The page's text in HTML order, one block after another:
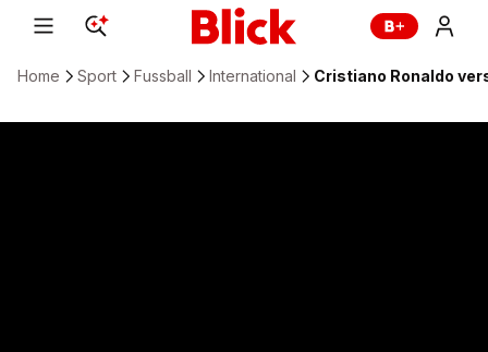
Home Sport Fussball International Cristiano Ronaldo